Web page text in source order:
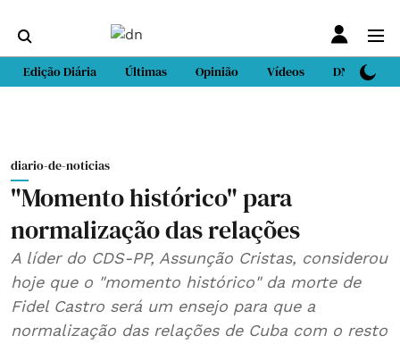
Edição Diária Últimas Opinião Vídeos DN Sport
diario-de-noticias
"Momento histórico" para
normalização das relações
A líder do CDS-PP, Assunção Cristas, considerou
hoje que o "momento histórico" da morte de
Fidel Castro será um ensejo para que a
normalização das relações de Cuba com o resto